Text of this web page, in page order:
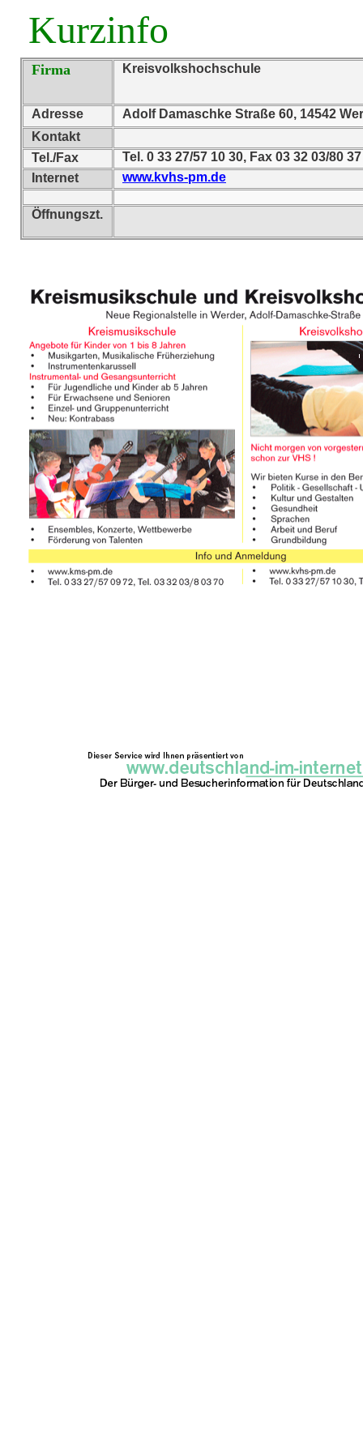
Kurzinfo
Firma Kreisvolkshochschule
Adresse
Adolf Damaschke Straße 60, 14542
Kontakt
Tel./Fax
Tel. 0 33 27/57 10 30, Fax 03 32 03/80
Internet
www.kvhs-pm.de
Öffnungszt.